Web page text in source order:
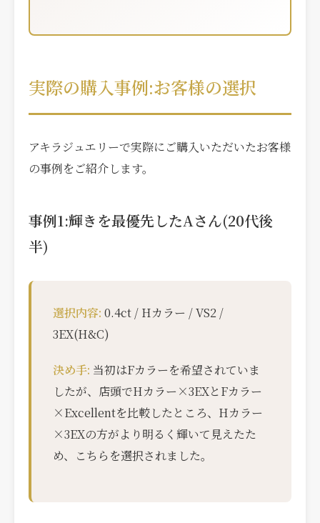
実際の購入事例:お客様の選択
アキラジュエリーで実際にご購入いただいたお客様
の事例をご紹介します。
事例1:輝きを最優先したAさん(20代後
半)
選択内容: 0.4ct / Hカラー / VS2 /
3EX(H&C)
決め手: 当初はFカラーを希望されていま
したが、店頭でHカラー×3EXとFカラー
×Excellentを比較したところ、Hカラー
×3EXの方がより明るく輝いて見えたた
め、こちらを選択されました。